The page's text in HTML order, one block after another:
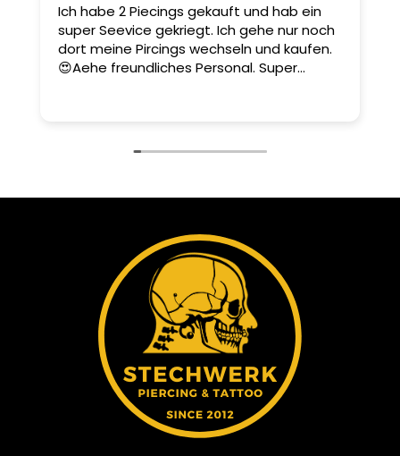
Ich habe 2 Piecings gekauft und hab ein
super Seevice gekriegt. Ich gehe nur noch
dort meine Pircings wechseln und kaufen.
😍Aehe freundliches Personal. Super